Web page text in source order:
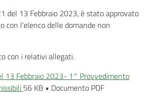
del 13 Febbraio 2023, è stato approvato
con l’elenco delle domande non
con i relativi allegati.
13 Febbraio 2023- 1° Provvedimento
56 KB • Documento PDF